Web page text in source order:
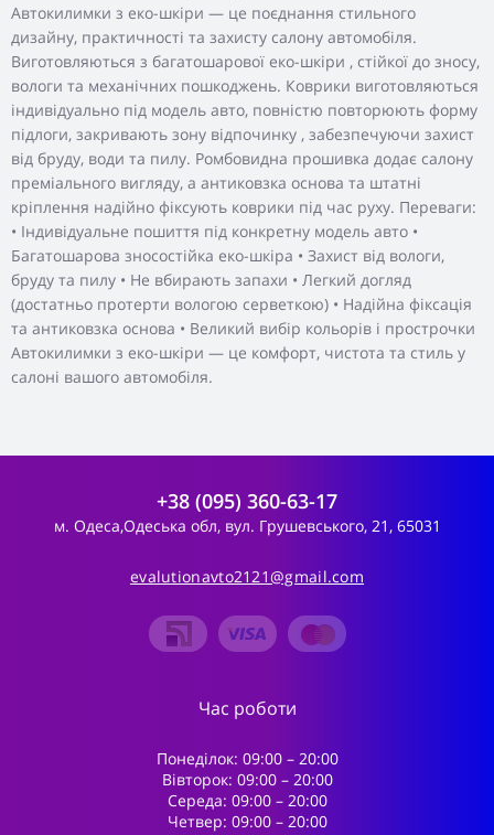
Автокилимки з еко-шкіри — це поєднання стильного
дизайну, практичності та захисту салону автомобіля.
Виготовляються з багатошарової еко-шкіри , стійкої до зносу,
вологи та механічних пошкоджень. Коврики виготовляються
індивідуально під модель авто, повністю повторюють форму
підлоги, закривають зону відпочинку , забезпечуючи захист
від бруду, води та пилу. Ромбовидна прошивка додає салону
преміального вигляду, а антиковзка основа та штатні
кріплення надійно фіксують коврики під час руху. Переваги:
• Індивідуальне пошиття під конкретну модель авто •
Багатошарова зносостійка еко-шкіра • Захист від вологи,
бруду та пилу • Не вбирають запахи • Легкий догляд
(достатньо протерти вологою серветкою) • Надійна фіксація
та антиковзка основа • Великий вибір кольорів і прострочки
Автокилимки з еко-шкіри — це комфорт, чистота та стиль у
салоні вашого автомобіля.
+38 (095) 360-63-17
м. Одеса,Одеська обл, вул. Грушевського, 21, 65031
evalutionavto2121@gmail.com
Час роботи
Понеділок: 09:00 – 20:00
Вівторок: 09:00 – 20:00
Середа: 09:00 – 20:00
Четвер: 09:00 – 20:00